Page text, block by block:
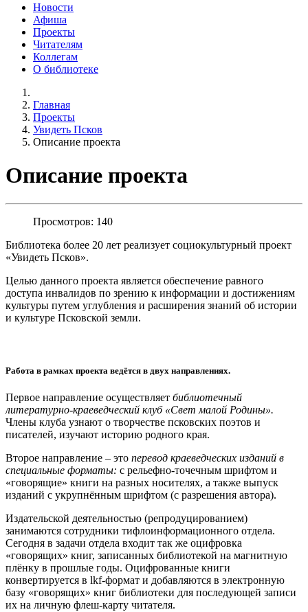
Новости
Афиша
Проекты
Читателям
Коллегам
О библиотеке
Главная
Проекты
Увидеть Псков
Описание проекта
Описание проекта
Просмотров: 140
Библиотека более 20 лет реализует социокультурный проект
«Увидеть Псков».
Целью данного проекта является обеспечение равного
доступа инвалидов по зрению к информации и достижениям
культуры путем углубления и расширения знаний об истории
и культуре Псковской земли.
Работа в рамках проекта ведётся в двух направлениях.
Первое направление осуществляет библиотечный
литературно-краеведческий клуб «Свет малой Родины».
Члены клуба узнают о творчестве псковских поэтов и
писателей, изучают историю родного края.
Второе направление – это перевод краеведческих изданий в
специальные форматы: с рельефно-точечным шрифтом и
«говорящие» книги на разных носителях, а также выпуск
изданий с укрупнённым шрифтом (с разрешения автора).
Издательской деятельностью (репродуцированием)
занимаются сотрудники тифлоинформационного отдела.
Сегодня в задачи отдела входит так же оцифровка
«говорящих» книг, записанных библиотекой на магнитную
плёнку в прошлые годы. Оцифрованные книги
конвертируется в lkf-формат и добавляются в электронную
базу «говорящих» книг библиотеки для последующей записи
их на личную флеш-карту читателя.